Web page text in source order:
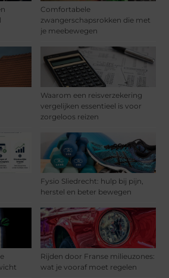
Comfortabele
zwangerschapsrokken die met
je meebewegen
Waarom een reisverzekering
vergelijken essentieel is voor
zorgeloos reizen
Fysio Sliedrecht: hulp bij pijn,
herstel en beter bewegen
Rijden door Franse milieuzones:
wat je vooraf moet regelen